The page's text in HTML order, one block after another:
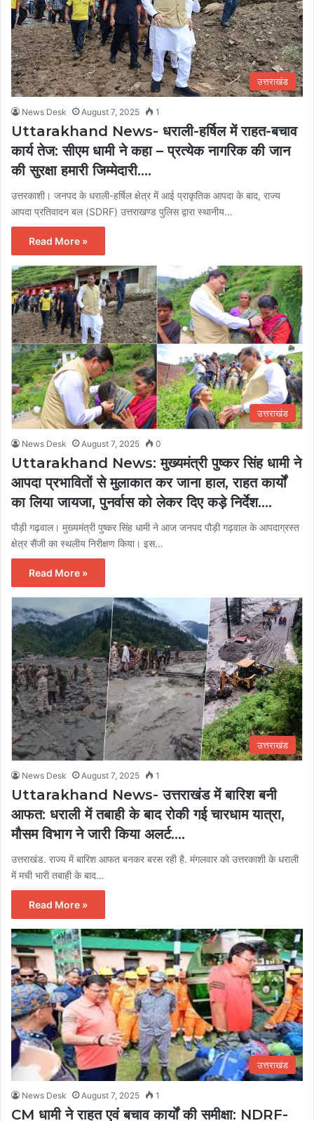
उत्तराखंड
News Desk August 7, 2025 1
Uttarakhand News- धराली-हर्षिल में राहत-बचाव
कार्य तेज: सीएम धामी ने कहा – प्रत्येक नागरिक की जान
की सुरक्षा हमारी जिम्मेदारी….
उत्तरकाशी। जनपद के धराली-हर्षिल क्षेत्र में आई प्राकृतिक आपदा के बाद, राज्य
आपदा प्रतिवादन बल (SDRF) उत्तराखण्ड पुलिस द्वारा स्थानीय…
Read More »
उत्तराखंड
News Desk August 7, 2025 0
Uttarakhand News: मुख्यमंत्री पुष्कर सिंह धामी ने
आपदा प्रभावितों से मुलाकात कर जाना हाल, राहत कार्यों
का लिया जायजा, पुनर्वास को लेकर दिए कड़े निर्देश….
पौड़ी गढ़वाल। मुख्यमंत्री पुष्कर सिंह धामी ने आज जनपद पौड़ी गढ़वाल के आपदाग्रस्त
क्षेत्र सैंजी का स्थलीय निरीक्षण किया। इस…
Read More »
उत्तराखंड
News Desk August 7, 2025 1
Uttarakhand News- उत्तराखंड में बारिश बनी
आफत: धराली में तबाही के बाद रोकी गई चारधाम यात्रा,
मौसम विभाग ने जारी किया अलर्ट….
उत्तराखंड. राज्य में बारिश आफत बनकर बरस रही है. मंगलवार को उत्तरकाशी के धराली
में मची भारी तबाही के बाद…
Read More »
उत्तराखंड
News Desk August 7, 2025 1
CM धामी ने राहत एवं बचाव कार्यों की समीक्षा: NDRF-